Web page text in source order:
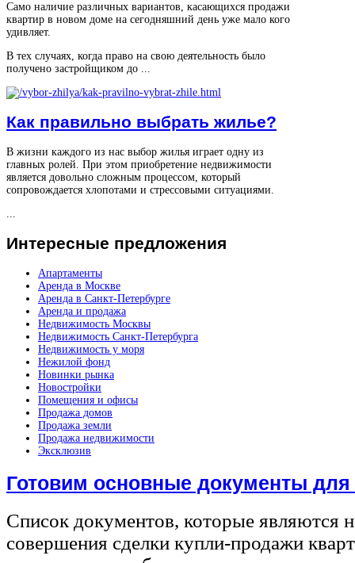
Само наличие различных вариантов, касающихся продажи
квартир в новом доме на сегодняшний день уже мало кого
удивляет.
В тех случаях, когда право на свою деятельность было
получено застройщиком до ...
Как правильно выбрать жилье?
В жизни каждого из нас выбор жилья играет одну из
главных ролей. При этом приобретение недвижимости
является довольно сложным процессом, который
сопровождается хлопотами и стрессовыми ситуациями.
Интересные предложения
Апартаменты
Аренда в Москве
Аренда в Санкт-Петербурге
Аренда и продажа
Недвижимость Москвы
Недвижимость Санкт-Петербурга
Недвижимость у моря
Нежилой фонд
Новинки рынка
Новостройки
Помещения и офисы
Продажа домов
Продажа земли
Продажа недвижимости
Эксклюзив
Готовим основные документы
Список документов, которые являются
совершения сделки купли-продажи